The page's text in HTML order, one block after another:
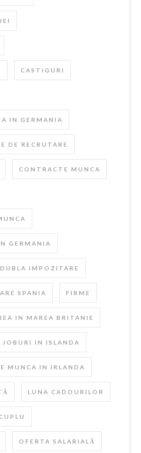
CASTIGURI
IN GERMANIA
DE RECRUTARE
CONTRACTE MUNCA
GERMANIA
DUBLA IMPOZITARE
SPANIA FIRME
IN MAREA BRITANIE
JOBURI IN ISLANDA
MUNCA IN IRLANDA
LUNA CADOURILOR
OFERTA SALARIALĂ